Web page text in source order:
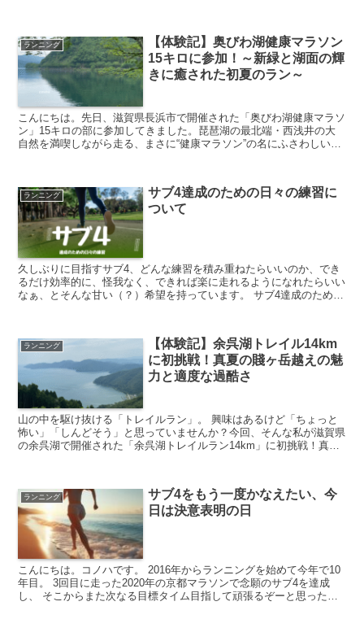
ランニング
【体験記】奥びわ湖健康マラソン
15キロに参加！～新緑と湖面の輝
きに癒された初夏のラン～
こんにちは。先日、滋賀県長浜市で開催された「奥びわ湖健康マラソ
ン」15キロの部に参加してきました。琵琶湖の最北端・西浅井の大
自然を満喫しながら走る、まさに“健康マラソン”の名にふさわしい大
ランニング
サブ4達成のための日々の練習に
ついて
久しぶりに目指すサブ4、どんな練習を積み重ねたらいいのか、でき
るだけ効率的に、怪我なく、できれば楽に走れるようになれたらいい
なぁ、とそんな甘い（？）希望を持っています。 サブ4達成のために
ランニング
【体験記】余呉湖トレイル14km
に初挑戦！真夏の賤ヶ岳越えの魅
力と適度な過酷さ
山の中を駆け抜ける「トレイルラン」。 興味はあるけど「ちょっと
怖い」「しんどそう」と思っていませんか？今回、そんな私が滋賀県
の余呉湖で開催された「余呉湖トレイルラン14km」に初挑戦！真夏
ランニング
サブ4をもう一度かなえたい、今
日は決意表明の日
こんにちは。コノハです。 2016年からランニングを始めて今年で10
年目。 3回目に走った2020年の京都マラソンで念願のサブ4を達成
し、 そこからまた次なる目標タイム目指して頑張るぞーと思ったの